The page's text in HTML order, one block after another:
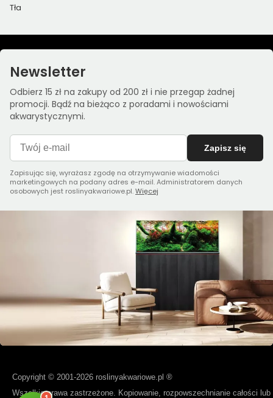
Tła
Newsletter
Odbierz 15 zł na zakupy od 200 zł i nie przegap żadnej
promocji. Bądź na bieżąco z poradami i nowościami
akwarystycznymi.
Zapisz się
Zapisując się, wyrażasz zgodę na otrzymywanie wiadomości
marketingowych na podany adres e-mail. Administratorem danych
osobowych jest roslinyakwariowe.pl.Więcej
Copyright © 2001-2026 roslinyakwariowe.pl ®
Wszelkie prawa zastrzeżone. Kopiowanie, rozpowszechnianie całości lub